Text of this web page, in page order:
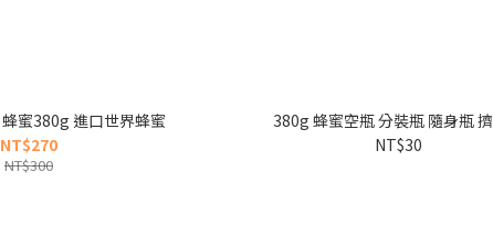
嚴選 龍眼 / 黃金 蜂蜜380g 進口世界蜂蜜
NT$270
NT$300
380g 蜂蜜空瓶 分裝瓶 隨身瓶
NT$30